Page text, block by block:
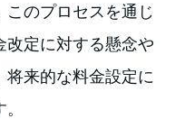
このプロセスを通じ
改定に対する懸念や
来的な料金設定に